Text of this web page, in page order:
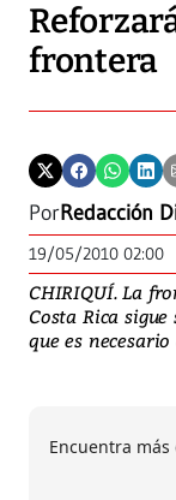
frontera
PorRedacción
19/05/2010 02:00
CHIRIQUÍ. La
Costa Rica
que es
Encuentra